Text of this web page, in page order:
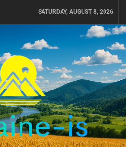
SATURDAY, AUGUST 8, 2026